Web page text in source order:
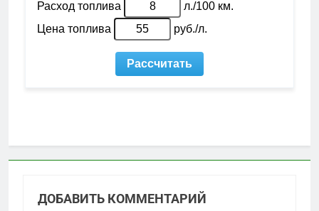
ДОБАВИТЬ КОММЕНТАРИЙ